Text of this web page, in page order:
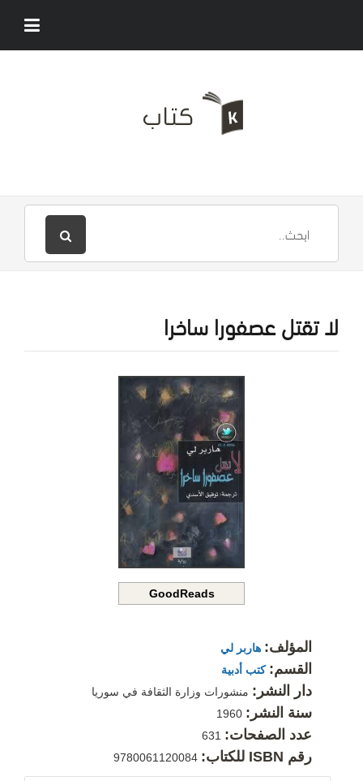
لا تقتل عصفورا ساخرا
GoodReads
المؤلف: هاربر لي
القسم: كتب أدبية
دار النشر: منشورات وزارة الثقافة في سوريا
سنة النشر:
عدد الصفحات:
رقم ISBN للكتاب: 9780061120084